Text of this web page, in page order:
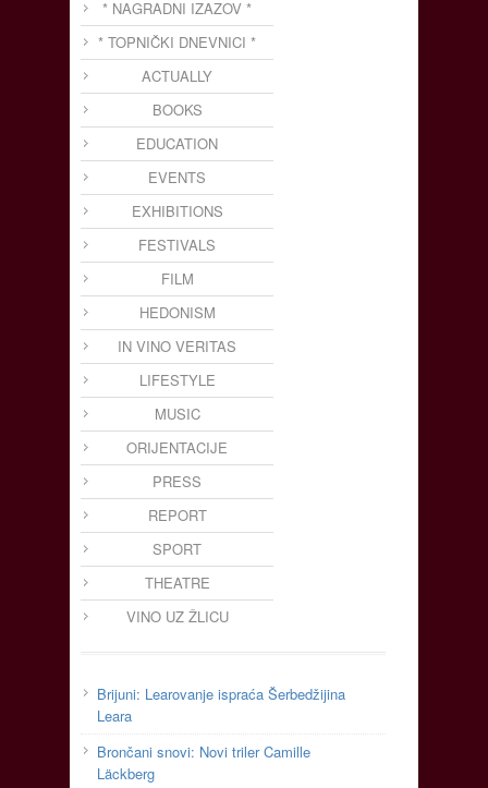
* NAGRADNI IZAZOV *
* TOPNIČKI DNEVNICI *
ACTUALLY
BOOKS
EDUCATION
EVENTS
EXHIBITIONS
FESTIVALS
FILM
HEDONISM
IN VINO VERITAS
LIFESTYLE
MUSIC
ORIJENTACIJE
PRESS
REPORT
SPORT
THEATRE
VINO UZ ŽLICU
Brijuni: Learovanje ispraća Šerbedžijina
Leara
Brončani snovi: Novi triler Camille
Läckberg